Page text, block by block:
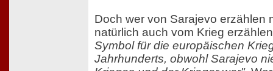
Doch wer von Sarajevo erzählen
natürlich auch vom Krieg
Symbol für die europäischen
Jahrhunderts, obwohl Sarajevo